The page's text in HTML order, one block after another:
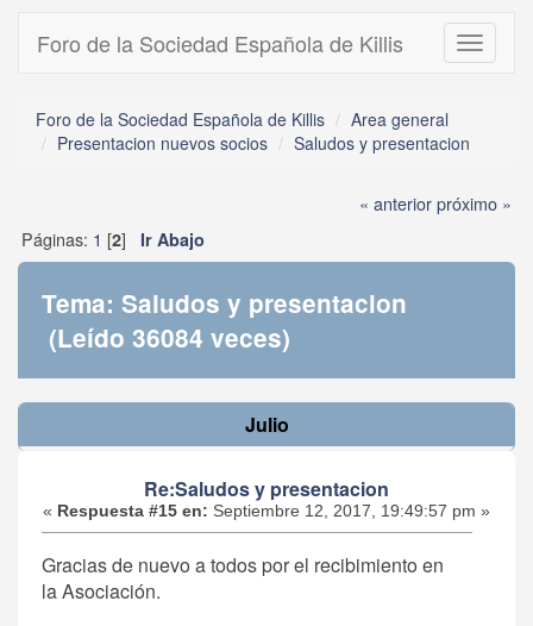
Toggle
Foro de la Sociedad Española de Killis
Foro de la Sociedad Española de Killis
Area general
Presentacion nuevos socios
Saludos y presentacion
« anteriorpróximo »
Páginas: 1 [2] Ir Abajo
Tema: Saludos y presentacion
(Leído 36084 veces)
Julio
Re:Saludos y presentacion
« Respuesta #15 en: Septiembre 12, 2017, 19:49:57 pm »
Gracias de nuevo a todos por el recibimiento en
la Asociación.